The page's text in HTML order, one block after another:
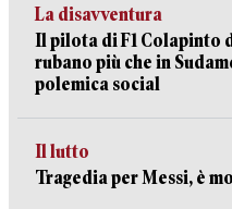
La disavventura
Il pilota di F1 Colapinto
rubano più che in
polemica social
Il lutto
Tragedia per Messi, è